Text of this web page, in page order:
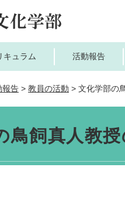
キュラム 活動報告
報告 > 教員の活動 > 文化学部の
鳥飼真人教